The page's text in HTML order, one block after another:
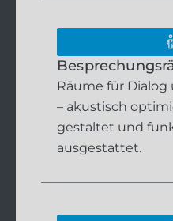
Räume für
– akustisch
gestaltet und
ausgestattet.